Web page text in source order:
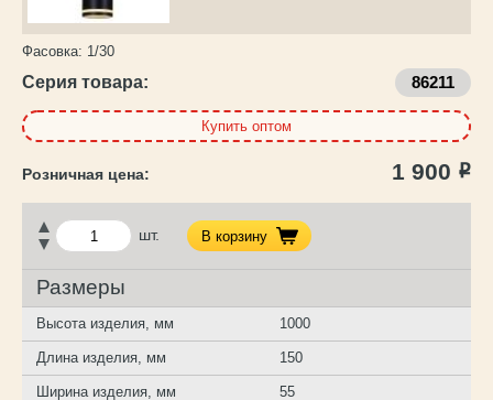
Фасовка: 1/30
Серия товара: 86211
Купить оптом
1 900 Р
шт. В корзину
Размеры
Высота изделия, мм 1000
Длина изделия, мм 150
Ширина изделия, мм 55